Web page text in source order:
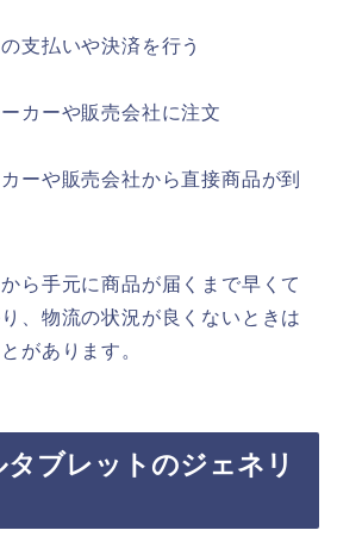
支払いや決済を行う
カーや販売会社に注文
ーや販売会社から直接商品が到
ら手元に商品が届くまで早くて
、物流の状況が良くないときは
があります。
タブレットのジェネリ